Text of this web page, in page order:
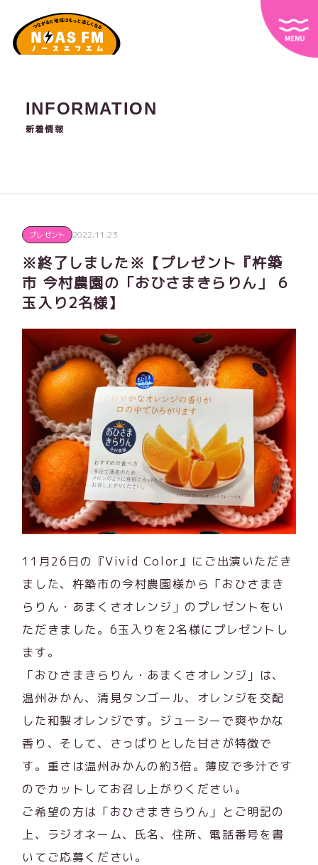
INFORMATION
新着情報
プレゼント 2022.11.23
※終了しました※【プレゼント『杵築
市 今村農園の「おひさまきらりん」 6
玉入り2名様】
11月26日の『Vivid Color』にご出演いただき
ました、杵築市の今村農園様から「おひさまき
らりん・あまくさオレンジ」のプレゼントをい
ただきました。6玉入りを2名様にプレゼントし
ます。
「おひさまきらりん・あまくさオレンジ」は、
温州みかん、清見タンゴール、オレンジを交配
した和製オレンジです。ジューシーで爽やかな
香り、そして、さっぱりとした甘さが特徴で
す。重さは温州みかんの約3倍。薄皮で多汁です
のでカットしてお召し上がりください。
ご希望の方は「おひさまきらりん」とご明記の
上、ラジオネーム、氏名、住所、電話番号を書
いてご応募ください。